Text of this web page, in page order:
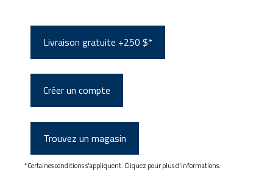
Livraison gratuite +250 $*
Créer un compte
Trouvez un magasin
*Certaines conditions s'appliquent. Cliquez pour plus d'informations.